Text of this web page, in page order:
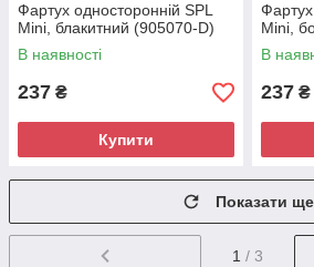
Фартух односторонній SPL
Mini, блакитний (905070-D)
В наявності
237 ₴
Купити
Фартух
Mini,
В
237 ₴
Показати ще
1 / 3